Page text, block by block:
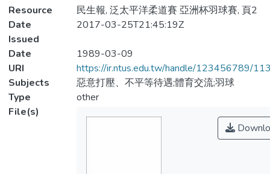
Resource
民生報, 泛太平洋柔道賽 亞洲杯羽球賽, 頁2
Date
Issued
2017-03-25T21:45:19Z
Date
1989-03-09
URI
https://ir.ntus.edu.tw/handle/123456789/
Subjects
惡意打壓、不平等待遇;體育交流;羽球
Type
other
File(s)